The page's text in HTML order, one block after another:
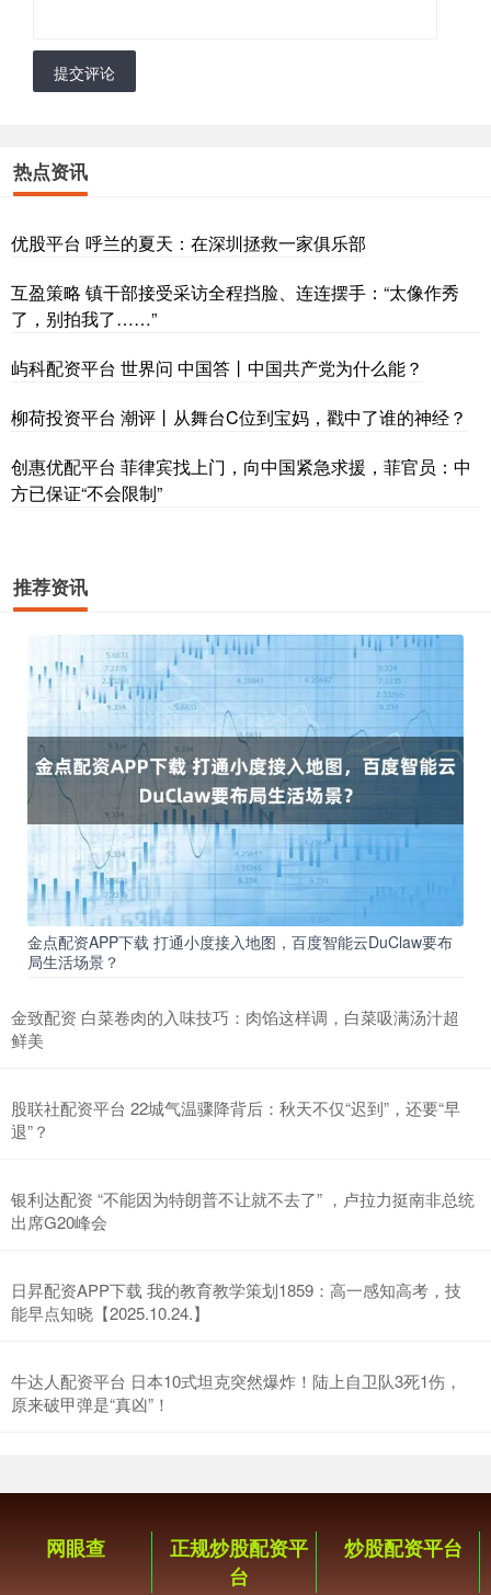
提交评论
热点资讯
优股平台 呼兰的夏天：在深圳拯救一家俱乐部
互盈策略 镇干部接受采访全程挡脸、连连摆手：“太像作秀
了，别拍我了……”
屿科配资平台 世界问 中国答丨中国共产党为什么能？
柳荷投资平台 潮评丨从舞台C位到宝妈，戳中了谁的神经？
创惠优配平台 菲律宾找上门，向中国紧急求援，菲官员：中
方已保证“不会限制”
推荐资讯
金点配资APP下载 打通小度接入地图，百度智能云DuClaw要布
局生活场景？
金致配资 白菜卷肉的入味技巧：肉馅这样调，白菜吸满汤汁超
鲜美
股联社配资平台 22城气温骤降背后：秋天不仅“迟到”，还要“早
退”？
银利达配资 “不能因为特朗普不让就不去了” ，卢拉力挺南非总统
出席G20峰会
日昇配资APP下载 我的教育教学策划1859：高一感知高考，技
能早点知晓【2025.10.24.】
牛达人配资平台 日本10式坦克突然爆炸！陆上自卫队3死1伤，
原来破甲弹是“真凶”！
网眼查
正规炒股配资平
台
炒股配资平台